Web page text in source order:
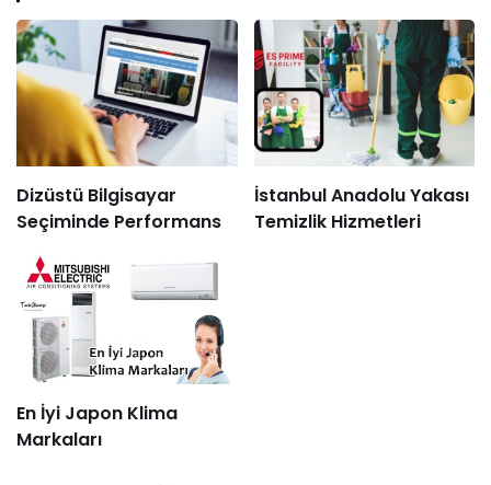
Dizüstü Bilgisayar
Seçiminde Performans
İstanbul Anadolu Yakası
Temizlik Hizmetleri
En İyi Japon Klima
Markaları